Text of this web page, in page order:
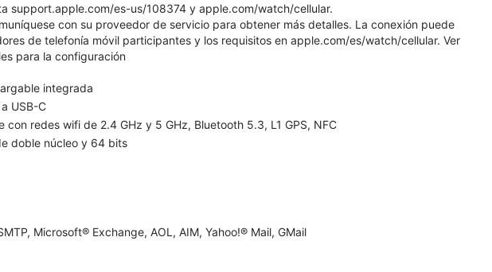
support.apple.com/es-us/108374 y apple.com/watch/cellular.
con su proveedor de servicio para obtener más detalles. La conexión puede
de telefonía móvil participantes y los requisitos en apple.com/es/watch/cellular. Ver
para la configuración
integrada
USB-C
con redes wifi de 2.4 GHz y 5 GHz, Bluetooth 5.3, L1 GPS, NFC
doble núcleo y 64 bits
Microsoft® Exchange, AOL, AIM, Yahoo!® Mail, GMail